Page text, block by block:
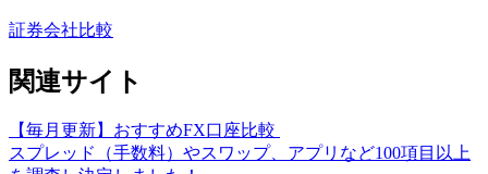
証券会社比較
関連サイト
【毎月更新】おすすめFX口座比較
スプレッド（手数料）やスワップ、アプリなど100項目以上